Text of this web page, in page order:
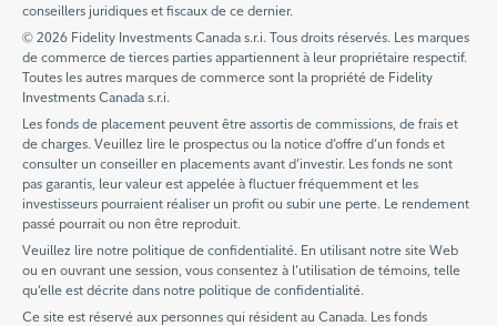
conseillers juridiques et fiscaux de ce dernier.
© 2026 Fidelity Investments Canada s.r.i. Tous droits réservés. Les marques
de commerce de tierces parties appartiennent à leur propriétaire respectif.
Toutes les autres marques de commerce sont la propriété de Fidelity
Investments Canada s.r.i.
Les fonds de placement peuvent être assortis de commissions, de frais et
de charges. Veuillez lire le prospectus ou la notice d’offre d’un fonds et
consulter un conseiller en placements avant d’investir. Les fonds ne sont
pas garantis, leur valeur est appelée à fluctuer fréquemment et les
investisseurs pourraient réaliser un profit ou subir une perte. Le rendement
passé pourrait ou non être reproduit.
Veuillez lire notre politique de confidentialité. En utilisant notre site Web
ou en ouvrant une session, vous consentez à l’utilisation de témoins, telle
qu’elle est décrite dans notre politique de confidentialité.
Ce site est réservé aux personnes qui résident au Canada. Les fonds